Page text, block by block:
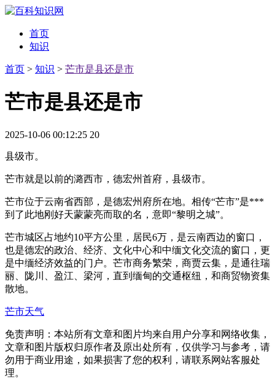
首页
知识
首页 > 知识 > 芒市是县还是市
芒市是县还是市
2025-10-06 00:12:25 20
县级市。
芒市就是以前的潞西市，德宏州首府，县级市。
芒市位于云南省西部，是德宏州府所在地。相传“芒市”是***
到了此地刚好天蒙蒙亮而取的名，意即“黎明之城”。
芒市城区占地约10平方公里，居民6万，是云南西边的窗口，
也是德宏的政治、经济、文化中心和中缅文化交流的窗口，更
是中缅经济效益的门户。芒市商务繁荣，商贾云集，是通往瑞
丽、陇川、盈江、梁河，直到缅甸的交通枢纽，和商贸物资集
散地。
芒市天气
免责声明：本站所有文章和图片均来自用户分享和网络收集，
文章和图片版权归原作者及原出处所有，仅供学习与参考，请
勿用于商业用途，如果损害了您的权利，请联系网站客服处
理。